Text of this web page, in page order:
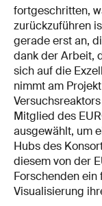
fortgeschritten,
zurückzuführen
gerade erst an,
dank der Arbeit,
sich auf die
nimmt am
Mitglied des
ausgewählt, um
Hubs des
diesem von der
Forschenden
Visualisierung